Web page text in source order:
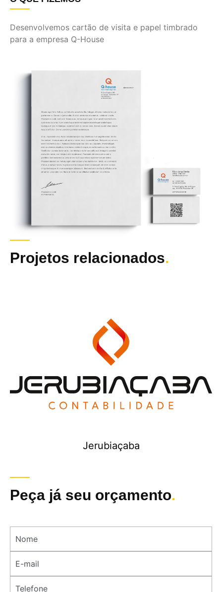
Desenvolvemos cartão de visita e papel timbrado
para a empresa Q-House
Projetos relacionados.
Jerubiaçaba
Peça já seu orçamento.